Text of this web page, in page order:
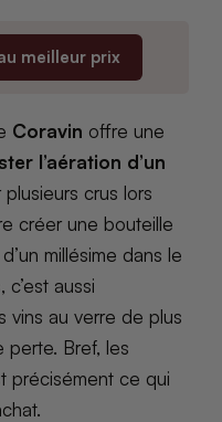
meilleur prix
Coravin offre une
l’aération d’un
crus lors
créer une bouteille
millésime dans le
aussi
vins au verre de plus
perte. Bref, les
précisément ce qui